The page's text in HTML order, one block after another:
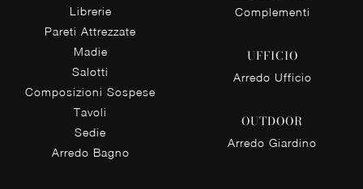
Librerie
Pareti Attrezzate
Madie
Salotti
Composizioni Sospese
Tavoli
Sedie
Arredo Bagno
Complementi
UFFICIO
Arredo Ufficio
OUTDOOR
Arredo Giardino